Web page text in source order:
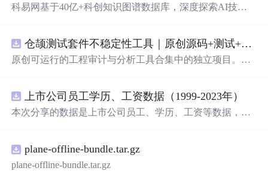
科易网基于40亿+科创知识图谱数据库，深度探索AI技术
新领域的AI+数智化解决方案，推动科技创新与产业创新
智能化发展。
仓颉测试套件不稳定性工具｜原创源码+测试+离线报告
原创可运行的工程审计与分析工具合集中的独立项目。每
VG 报告、1080×720 运行效果图、README、运行说明、
MIT License 与原创授权声明。零第三方运行依赖，不包含
教学演示与二次开发。运行方法：Node.js 18+ 下执行 npm
test 与 npm run report，或启动静态服务器打开 index.html。
上市公司员工学历、工资数据（1999-2023年）
本次分享的数据是上市公司员工、学历、工资等数据，包
有所帮助 一、数据介绍 数据名称：上市公司员工学历、工
资数据 数据范围：A股上市公司 数据年份：1999-2023年
plane-offline-bundle.tar.gz
plane-offline-bundle.tar.gz